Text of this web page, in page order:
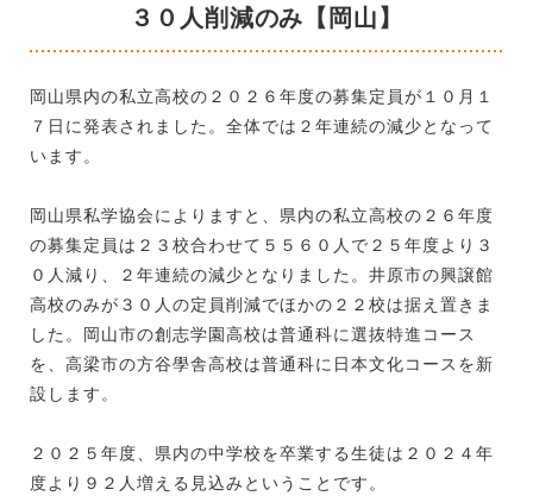
３０人削減のみ【岡山】
岡山県内の私立高校の２０２６年度の募集定員が１０月１
７日に発表されました。全体では２年連続の減少となって
います。
岡山県私学協会によりますと、県内の私立高校の２６年度
の募集定員は２３校合わせて５５６０人で２５年度より３
０人減り、２年連続の減少となりました。井原市の興譲館
高校のみが３０人の定員削減でほかの２２校は据え置きま
した。岡山市の創志学園高校は普通科に選抜特進コース
を、高梁市の方谷學舎高校は普通科に日本文化コースを新
設します。
２０２５年度、県内の中学校を卒業する生徒は２０２４年
度より９２人増える見込みということです。